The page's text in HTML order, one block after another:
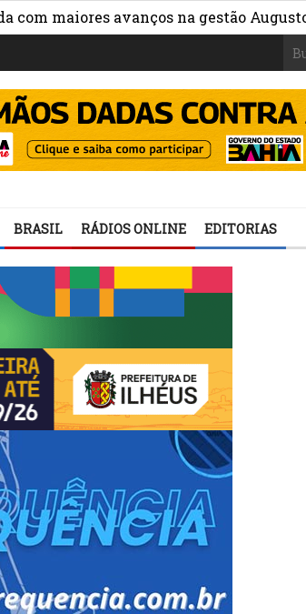
avanços na gestão Augusto Castro
BRASIL RÁDIOS ONLINE EDITORIAS